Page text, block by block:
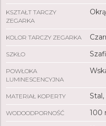
KSZTAŁT TARCZY
ZEGARKA
KOLOR TARCZY ZEGARKA
SZKŁO
POWŁOKA
LUMINESCENCYJNA
MATERIAŁ KOPERTY
WODOODPORNOŚĆ 100